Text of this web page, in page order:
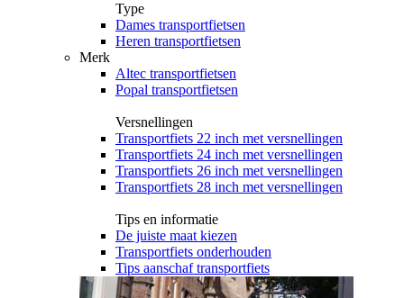
Type
Dames transportfietsen
Heren transportfietsen
Merk
Altec transportfietsen
Popal transportfietsen
Versnellingen
Transportfiets 22 inch met versnellingen
Transportfiets 24 inch met versnellingen
Transportfiets 26 inch met versnellingen
Transportfiets 28 inch met versnellingen
Tips en informatie
De juiste maat kiezen
Transportfiets onderhouden
Tips aanschaf transportfiets